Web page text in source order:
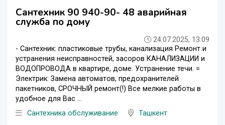
Сантехник 90 940-90- 48 аварийная
служба по дому
24.07.2025, 13:09
- Сантехник: пластиковые трубы, канализация Ремонт и
устранения неисправностей, засоров КАНАЛИЗАЦИИ и
ВОДОПРОВОДА в квартире, доме. Устранение течи. =
Электрик: Замена автоматов, предохранителей
пакетников, СРОЧНЫЙ ремонт(!) Все мелкие работы в
удобное для Вас ...
Сантехника обслуживание
Ташкент